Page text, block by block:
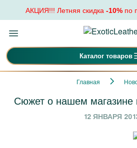
АКЦИЯ!!! Летняя скидка -10%по
Каталог товаров
Главная
Сюжет о нашем магазине
12 ЯНВАРЯ